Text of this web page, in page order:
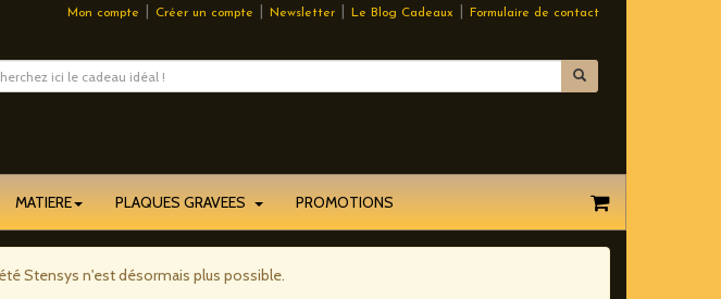
Mon compte | Créer un compte | Newsletter | Le Blog Cadeaux | Formulaire de contact
MATIERE PLAQUES GRAVEES PROMOTIONS
Stensys n'est désormais plus possible.